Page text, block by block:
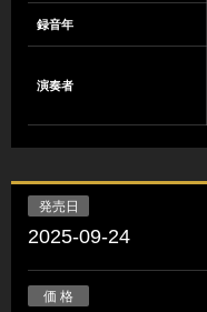
録音年
演奏者
発売日
2025-09-24
価 格